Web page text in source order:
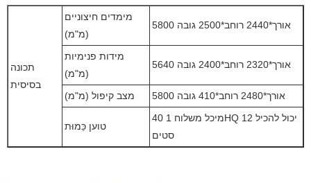
תכונה
בסיסית
מימדים חיצוניים
(מ"מ)
5800 אורך*2440 רוחב*2500 גובה
מידות פנימיות
(מ"מ)
5640 אורך*2320 רוחב*2400 גובה
מצב קיפול (מ"מ) 5800 אורך*2480 רוחב*410 גובה
טוען כַּמוּת
מיכל משלוח 1 40HQ יכול להכיל 12
סטים